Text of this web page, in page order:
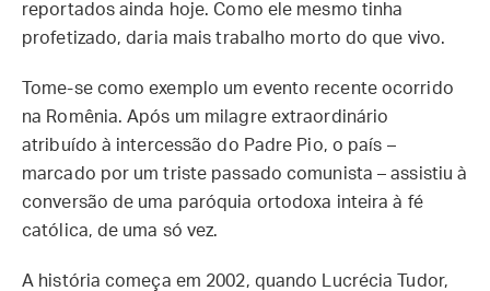
reportados ainda hoje. Como ele mesmo tinha
profetizado, daria mais trabalho morto do que vivo.
Tome-se como exemplo um evento recente ocorrido
na Romênia. Após um milagre extraordinário
atribuído à intercessão do Padre Pio, o país –
marcado por um triste passado comunista – assistiu à
conversão de uma paróquia ortodoxa inteira à fé
católica, de uma só vez.
A história começa em 2002, quando Lucrécia Tudor,